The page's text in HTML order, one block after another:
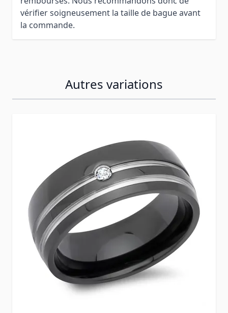
vérifier soigneusement la taille de bague avant
la commande.
Autres variations